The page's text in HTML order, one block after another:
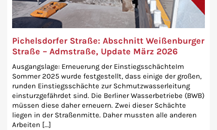
Pichelsdorfer Straße: Abschnitt Weißenburger
Straße – Admstraße, Update März 2026
Ausgangslage: Erneuerung der EinstiegsschächteIm
Sommer 2025 wurde festgestellt, dass einige der großen,
runden Einstiegsschächte zur Schmutzwasserleitung
einsturzgefährdet sind. Die Berliner Wasserbetriebe (BWB)
müssen diese daher erneuern. Zwei dieser Schächte
liegen in der Straßenmitte. Daher mussten alle anderen
Arbeiten [...]